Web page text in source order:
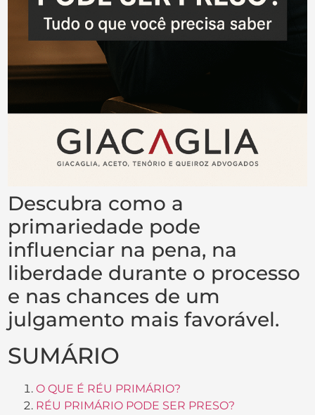
Descubra como a
primariedade pode
influenciar na pena, na
liberdade durante o processo
e nas chances de um
julgamento mais favorável.
SUMÁRIO
O QUE É RÉU PRIMÁRIO?
RÉU PRIMÁRIO PODE SER PRESO?